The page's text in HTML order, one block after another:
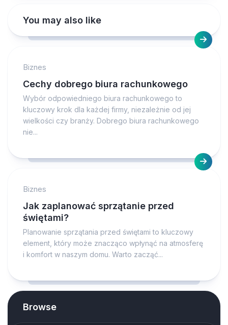
You may also like
Biznes
Cechy dobrego biura rachunkowego
Wybór odpowiedniego biura rachunkowego to
kluczowy krok dla każdej firmy, niezależnie od jej
wielkości czy branży. Dobrego biura rachunkowego
nie...
Biznes
Jak zaplanować sprzątanie przed
świętami?
Planowanie sprzątania przed świętami to kluczowy
element, który może znacząco wpłynąć na atmosferę
i komfort w naszym domu. Warto zacząć...
Browse